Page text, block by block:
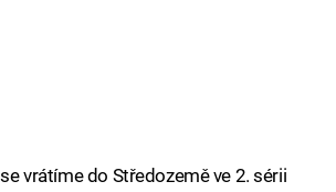
vrátíme do Středozemě ve 2. sérii